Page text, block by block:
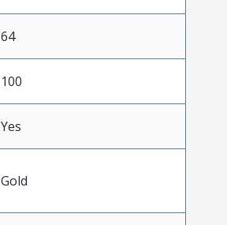
64
100
Yes
Gold